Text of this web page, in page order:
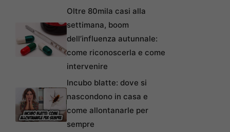
Oltre 80mila casi alla
settimana, boom
dell’influenza autunnale:
come riconoscerla e come
intervenire
Incubo blatte: dove si
nascondono in casa e
come allontanarle per
sempre